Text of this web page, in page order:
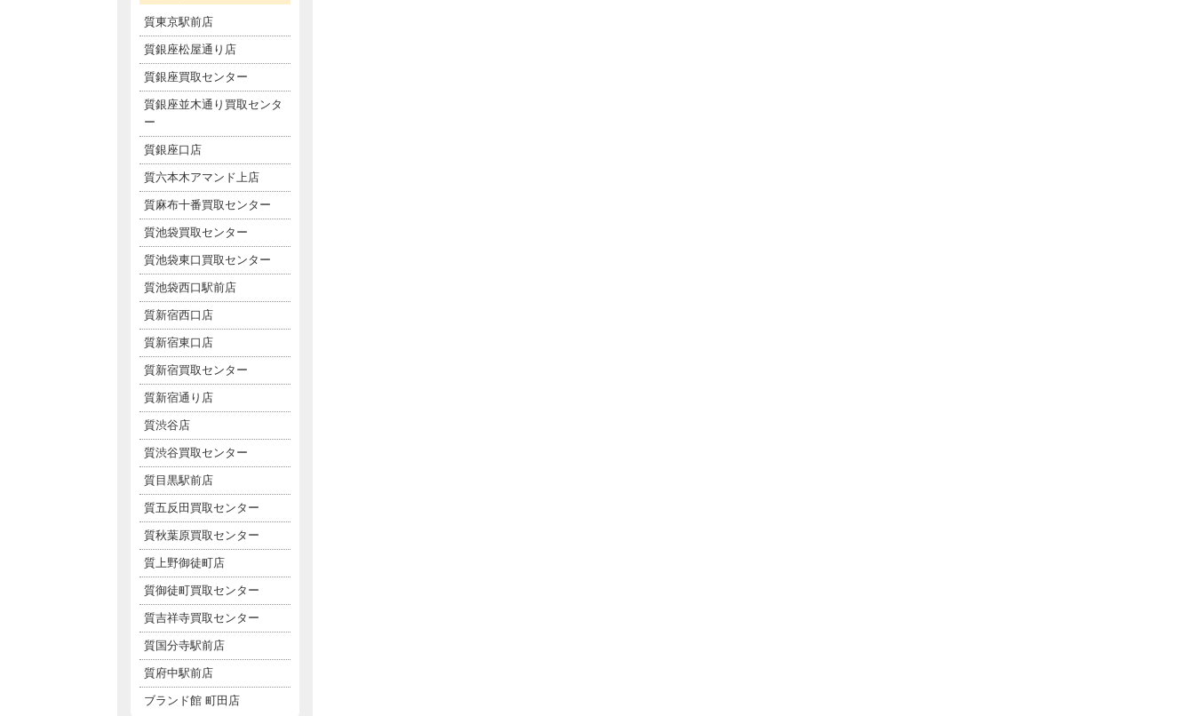
質東京駅前店
質銀座松屋通り店
質銀座買取センター
質銀座並木通り買取センタ
ー
質銀座口店
質六本木アマンド上店
質麻布十番買取センター
質池袋買取センター
質池袋東口買取センター
質池袋西口駅前店
質新宿西口店
質新宿東口店
質新宿買取センター
質新宿通り店
質渋谷店
質渋谷買取センター
質目黒駅前店
質五反田買取センター
質秋葉原買取センター
質上野御徒町店
質御徒町買取センター
質吉祥寺買取センター
質国分寺駅前店
質府中駅前店
ブランド館 町田店